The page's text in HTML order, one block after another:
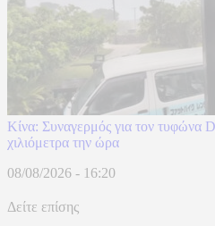
Κίνα: Συναγερμός για τον τυφώνα
χιλιόμετρα την ώρα
08/08/2026 - 16:20
Δείτε επίσης